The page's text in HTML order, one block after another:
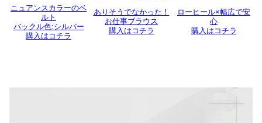
ニュアンスカラーのベ
ルト
バックル色:シルバー
購入はコチラ
ありそうでなかった！
お仕事ブラウス
購入はコチラ
ローヒール×幅広で安
心
購入はコチラ